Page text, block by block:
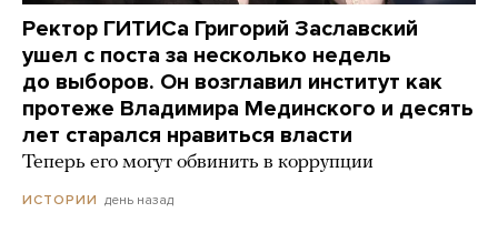
Ректор ГИТИСа Григорий Заславский
ушел с поста за несколько недель
до выборов. Он возглавил институт как
протеже Владимира Мединского и десять
лет старался нравиться власти
Теперь его могут обвинить в коррупции
ИСТОРИИ день назад